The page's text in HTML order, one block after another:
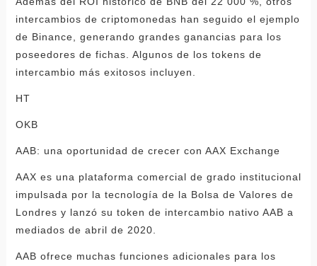
intercambios de criptomonedas han seguido el ejemplo
de Binance, generando grandes ganancias para los
poseedores de fichas. Algunos de los tokens de
intercambio más exitosos incluyen.
HT
OKB
AAB: una oportunidad de crecer con AAX Exchange
AAX es una plataforma comercial de grado institucional
impulsada por la tecnología de la Bolsa de Valores de
Londres y lanzó su token de intercambio nativo AAB a
mediados de abril de 2020.
AAB ofrece muchas funciones adicionales para los